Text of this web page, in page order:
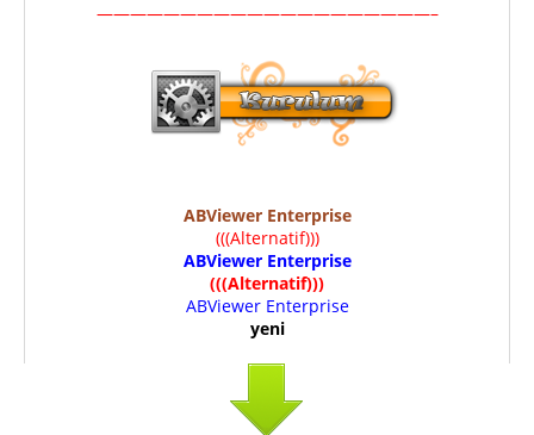
————————————————————–
ABViewer Enterprise
(((Alternatif)))
ABViewer Enterprise
(((Alternatif)))
ABViewer Enterprise
yeni